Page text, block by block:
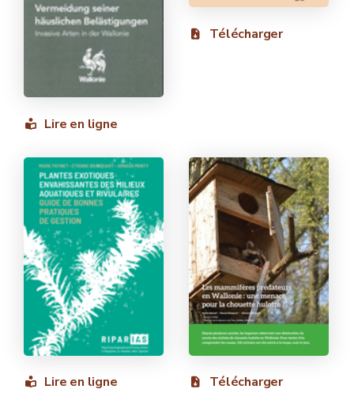
Lire en ligne
Télécharger
Lire en ligne Télécharger